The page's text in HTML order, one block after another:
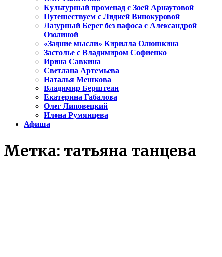
Культурный променад с Зоей Арнаутовой
Путешествуем с Лидией Винокуровой
Лазурный Берег без пафоса с Александрой
Озолиной
«Задние мысли» Кирилла Олюшкина
Застолье с Владимиром Софиенко
Ирина Савкина
Светлана Артемьева
Наталья Мешкова
Владимир Берштейн
Екатерина Габалова
Олег Липовецкий
Илона Румянцева
Афиша
Метка: татьяна танцева